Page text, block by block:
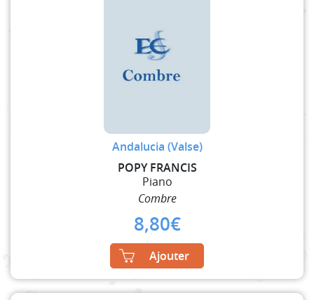
Andalucia (Valse)
POPY FRANCIS
Piano
Combre
8,80€
Ajouter